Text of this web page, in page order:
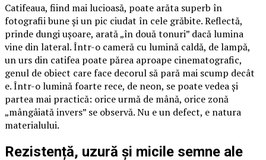
Catifeaua, fiind mai lucioasă, poate arăta superb în
fotografii bune și un pic ciudat în cele grăbite. Reflectă,
prinde dungi ușoare, arată „în două tonuri” dacă lumina
vine din lateral. Într-o cameră cu lumină caldă, de lampă,
un urs din catifea poate părea aproape cinematografic,
genul de obiect care face decorul să pară mai scump decât
e. Într-o lumină foarte rece, de neon, se poate vedea și
partea mai practică: orice urmă de mână, orice zonă
„mângâiată invers” se observă. Nu e un defect, e natura
materialului.
Rezistență, uzură și micile semne ale